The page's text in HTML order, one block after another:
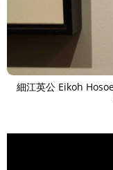
細江英公 Eikoh